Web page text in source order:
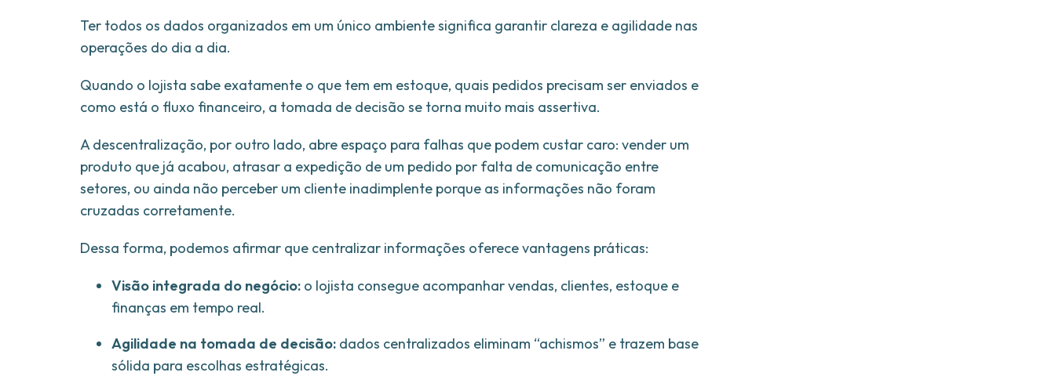
Ter todos os dados organizados em um único ambiente significa garantir clareza e agilidade nas
operações do dia a dia.
Quando o lojista sabe exatamente o que tem em estoque, quais pedidos precisam ser enviados e
como está o fluxo financeiro, a tomada de decisão se torna muito mais assertiva.
A descentralização, por outro lado, abre espaço para falhas que podem custar caro: vender um
produto que já acabou, atrasar a expedição de um pedido por falta de comunicação entre
setores, ou ainda não perceber um cliente inadimplente porque as informações não foram
cruzadas corretamente.
Dessa forma, podemos afirmar que centralizar informações oferece vantagens práticas:
Visão integrada do negócio: o lojista consegue acompanhar vendas, clientes, estoque e
finanças em tempo real.
Agilidade na tomada de decisão: dados centralizados eliminam “achismos” e trazem base
sólida para escolhas estratégicas.